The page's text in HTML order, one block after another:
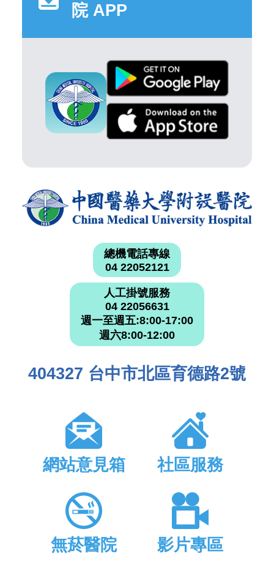
院 APP
總機電話專線
04 22052121
人工掛號服務
04 22056631
週一至週五:8:00-17:00
週六8:00-12:00
404327 台中市北區育德路2號
網站意見箱 社區服務
無菸醫院 影片專區